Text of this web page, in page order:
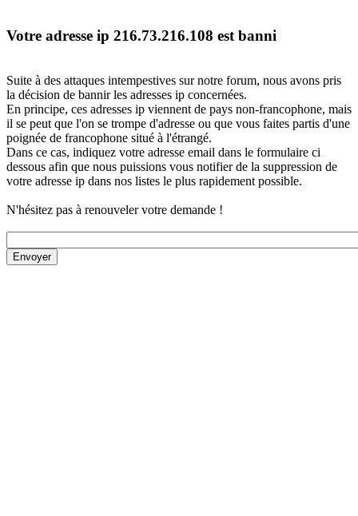
Votre adresse ip 216.73.216.108 est banni
Suite à des attaques intempestives sur notre forum, nous avons pris
la décision de bannir les adresses ip concernées.
En principe, ces adresses ip viennent de pays non-francophone, mais
il se peut que l'on se trompe d'adresse ou que vous faites partis d'une
poignée de francophone situé à l'étrangé.
Dans ce cas, indiquez votre adresse email dans le formulaire ci
dessous afin que nous puissions vous notifier de la suppression de
votre adresse ip dans nos listes le plus rapidement possible.
N'hésitez pas à renouveler votre demande !